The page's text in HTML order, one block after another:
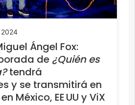
Ángel Fox:
de ¿Quién es
tendrá
y se transmitirá en
México, EE UU y ViX